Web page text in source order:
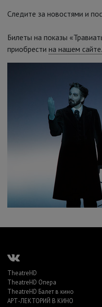
Следите за новостями и
Билеты на показы
приобрести на нашем сайте.
TheatreHD
TheatreHD Опера
TheatreHD Балет в кино
АРТ-ЛЕКТОРИЙ В КИНО